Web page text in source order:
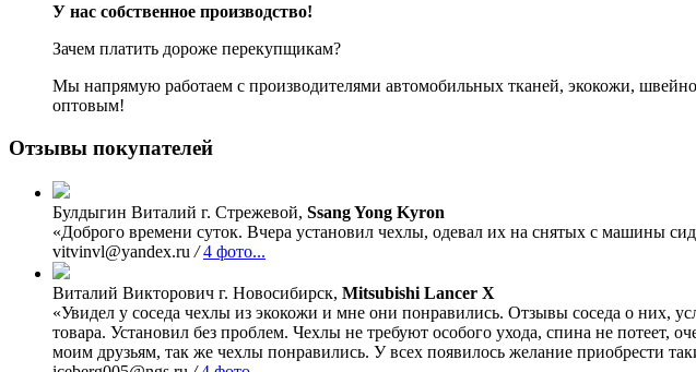
У нас собственное производство!
Зачем платить дороже перекупщикам?
Мы напрямую работаем с производителями автомобильных тканей, экокожи,
оптовым!
Отзывы покупателей
Булдыгин Виталий г. Стрежевой, Ssang Yong Kyron
«Доброго времени суток. Вчера установил чехлы, одевал их на снятых с машины
vitvinvl@yandex.ru / 4 фото...
Виталий Викторович г. Новосибирск, Mitsubishi Lancer X
«Увидел у соседа чехлы из экокожи и мне они понравились. Отзывы соседа о них,
товара. Установил без проблем. Чехлы не требуют особого ухода, спина не потеет,
моим друзьям, так же чехлы понравились. У всех появилось желание приобрести